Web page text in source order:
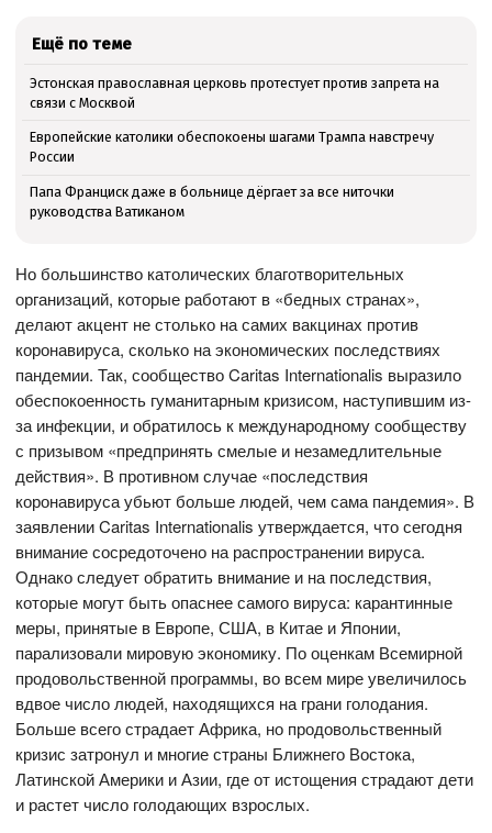
Ещё по теме
Эстонская православная церковь протестует против запрета на
связи с Москвой
Европейские католики обеспокоены шагами Трампа навстречу
России
Папа Франциск даже в больнице дёргает за все ниточки
руководства Ватиканом
Но большинство католических благотворительных
организаций, которые работают в «бедных странах»,
делают акцент не столько на самих вакцинах против
коронавируса, сколько на экономических последствиях
пандемии. Так, сообщество Caritas Internationalis выразило
обеспокоенность гуманитарным кризисом, наступившим из-
за инфекции, и обратилось к международному сообществу
с призывом «предпринять смелые и незамедлительные
действия». В противном случае «последствия
коронавируса убьют больше людей, чем сама пандемия». В
заявлении Caritas Internationalis утверждается, что сегодня
внимание сосредоточено на распространении вируса.
Однако следует обратить внимание и на последствия,
которые могут быть опаснее самого вируса: карантинные
меры, принятые в Европе, США, в Китае и Японии,
парализовали мировую экономику. По оценкам Всемирной
продовольственной программы, во всем мире увеличилось
вдвое число людей, находящихся на грани голодания.
Больше всего страдает Африка, но продовольственный
кризис затронул и многие страны Ближнего Востока,
Латинской Америки и Азии, где от истощения страдают дети
и растет число голодающих взрослых.